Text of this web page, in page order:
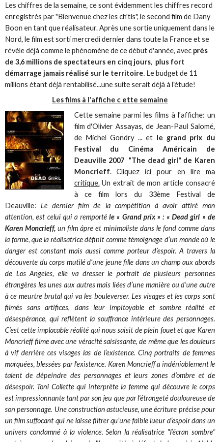
Les chiffres de la semaine, ce sont évidemment les chiffres record
enregistrés par "Bienvenue chez les ch'tis", le second film de Dany
Boon en tant que réalisateur. Après une sortie uniquement dans le
Nord, le film est sorti mercredi dernier dans toute la France et se
révèle déjà comme le phénomène de ce début d'année, avec près
de 3,6 millions de spectateurs en cinq jours, plus fort
démarrage jamais réalisé sur le territoire. Le budget de 11
millions étant déjà rentabilisé...une suite serait déjà à l'étude!
Les films à l'affiche c ette semaine
Cette semaine parmi les films à l'affiche: un
film d'Olivier Assayas, de Jean-Paul Salomé,
de Michel Gondry ... et le grand prix du
Festival du Cinéma Américain de
Deauville 2007 "The dead girl" de Karen
Moncrieff.Cliquez ici pour en lire ma
critique.Un extrait de mon article consacré
à ce film lors du 33ème Festival de
Deauville:Le dernier film de la compétition à avoir attiré mon
attention, est celui qui a remporté le « Grand prix » : « Dead girl » de
Karen Moncrieff, un film âpre et minimaliste dans le fond comme dans
la forme, que la réalisatrice définit comme témoignage d’un monde où le
danger est constant mais aussi comme porteur d’espoir. A travers la
découverte du corps mutilé d’une jeune fille dans un champ aux abords
de Los Angeles, elle va dresser le portrait de plusieurs personnes
étrangères les unes aux autres mais liées d’une manière ou d’une autre
à ce meurtre brutal qui va les bouleverser. Les visages et les corps sont
filmés sans artifices, dans leur impitoyable et sombre réalité et
désespérance, qui reflètent la souffrance intérieure des personnages.
C’est cette implacable réalité qui nous saisit de plein fouet et que Karen
Moncrieff filme avec une véracité saisissante, de même que les douleurs
à vif derrière ces visages las de l’existence. Cinq portraits de femmes
marquées, blessées par l’existence. Karen Moncrieff a indéniablement le
talent de dépeindre des personnages et leurs zones d’ombre et de
désespoir. Toni Collette qui interprète la femme qui découvre le corps
est impressionnante tant par son jeu que par l’étrangeté douloureuse de
son personnage. Une construction astucieuse, une écriture précise pour
un film suffocant qui ne laisse filtrer qu’une faible lueur d’espoir dans un
univers condamné à la violence. Selon la réalisatrice "l’écran sombre"